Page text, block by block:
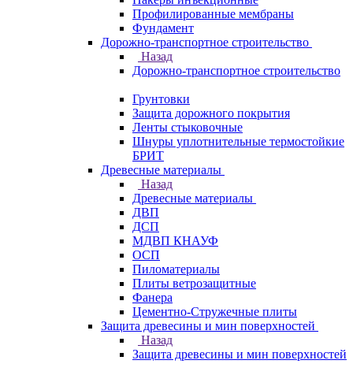
Профилированные мембраны
Фундамент
Дорожно-транспортное строительство
Назад
Дорожно-транспортное строительство
Грунтовки
Защита дорожного покрытия
Ленты стыковочные
Шнуры уплотнительные термостойкие
БРИТ
Древесные материалы
Назад
Древесные материалы
ДВП
ДСП
МДВП КНАУФ
ОСП
Пиломатериалы
Плиты ветрозащитные
Фанера
Цементно-Стружечные плиты
Защита древесины и мин поверхностей
Назад
Защита древесины и мин поверхностей